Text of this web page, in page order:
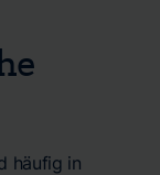
häufig in